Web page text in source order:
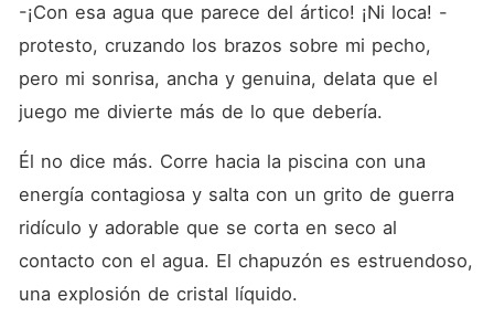
-¡Con esa agua que parece del ártico! ¡Ni loca! -
protesto, cruzando los brazos sobre mi pecho,
pero mi sonrisa, ancha y genuina, delata que el
juego me divierte más de lo que debería.
Él no dice más. Corre hacia la piscina con una
energía contagiosa y salta con un grito de guerra
ridículo y adorable que se corta en seco al
contacto con el agua. El chapuzón es estruendoso,
una explosión de cristal líquido.